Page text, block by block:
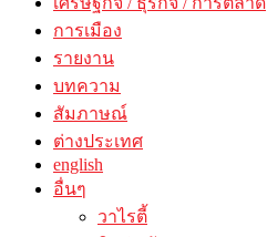
การเมือง
รายงาน
บทความ
สัมภาษณ์
ต่างประเทศ
english
อื่นๆ
วาไรตี้